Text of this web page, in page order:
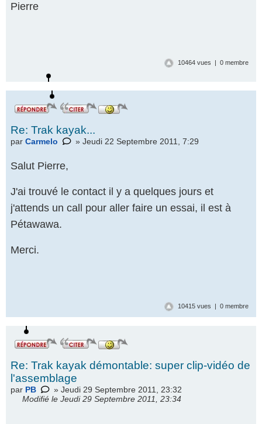
Pierre
10464 vues | 0 membre
Re: Trak kayak...
par Carmelo » Jeudi 22 Septembre 2011, 7:29
Salut Pierre,
J'ai trouvé le contact il y a quelques jours et
j'attends un call pour aller faire un essai, il est à
Pétawawa.
Merci.
10415 vues | 0 membre
Re: Trak kayak démontable: super clip-vidéo de
l'assemblage
par PB
» Jeudi 29 Septembre 2011, 23:32
Modifié le Jeudi 29 Septembre 2011, 23:34